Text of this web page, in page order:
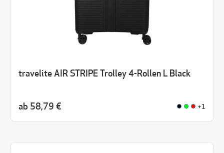
travelite AIR STRIPE Trolley 4-Rollen L Black
ab 58,79 € +1